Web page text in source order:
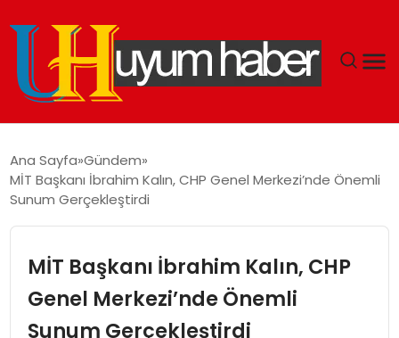
EKONOMI
SPOR
Ana Sayfa Gündem
MİT Başkanı İbrahim Kalın, CHP Genel Merkezi’nde Önemli
Sunum Gerçekleştirdi
MİT Başkanı İbrahim Kalın, CHP
Genel Merkezi’nde Önemli
Sunum Gerçekleştirdi